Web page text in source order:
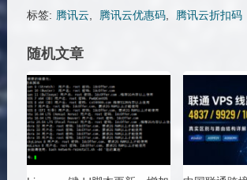
标签: 腾讯云 腾讯云优惠码, 腾讯云折扣码
随机文章